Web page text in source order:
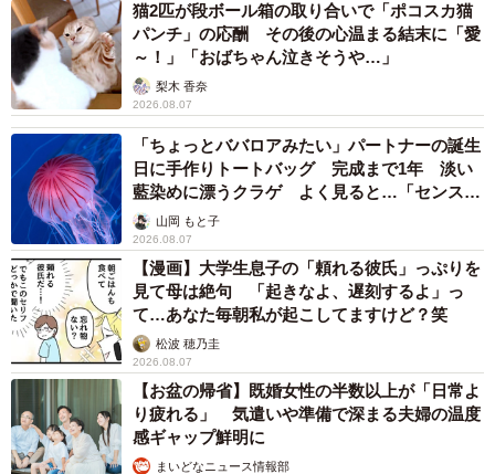
猫2匹が段ボール箱の取り合いで「ポコスカ猫
パンチ」の応酬 その後の心温まる結末に「愛
～！」「おばちゃん泣きそうや…」
梨木 香奈
2026.08.07
「ちょっとババロアみたい」パートナーの誕生
日に手作りトートバッグ 完成まで1年 淡い
藍染めに漂うクラゲ よく見ると…「センスす
ごい」山岡 もと子
2026.08.07
【漫画】大学生息子の「頼れる彼氏」っぷりを
見て母は絶句 「起きなよ、遅刻するよ」っ
て…あなた毎朝私が起こしてますけど？笑
松波 穂乃圭
2026.08.07
【お盆の帰省】既婚女性の半数以上が「日常よ
り疲れる」 気遣いや準備で深まる夫婦の温度
感ギャップ鮮明に
まいどなニュース情報部